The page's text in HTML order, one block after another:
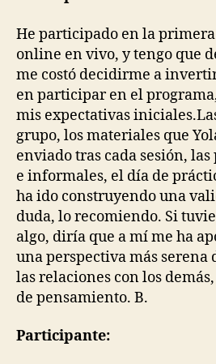
He participado en la
online en vivo, y tengo que
me costó decidirme a
en participar en el
mis expectativas
grupo, los materiales que
enviado tras cada sesión,
e informales, el día de
ha ido construyendo una
duda, lo recomiendo. Si
algo, diría que a mí me ha
una perspectiva más serena
las relaciones con los
de pensamiento. B.
Participante: